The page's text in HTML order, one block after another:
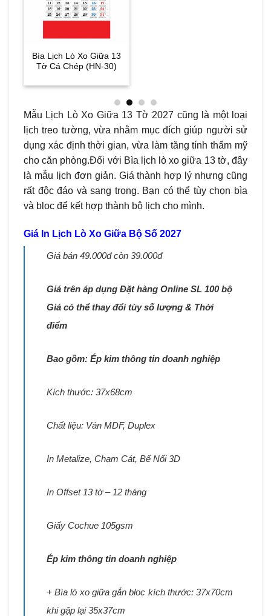
Bìa Lịch Lò Xo Giữa 13
Tờ Cá Chép (HN-30)
Mẫu Lịch Lò Xo Giữa 13 Tờ 2027 cũng là một loại
lịch treo tường, vừa nhằm mục đích giúp người sử
dụng xác định thời gian, vừa làm tăng tính thẩm mỹ
cho căn phòng.Đối với Bìa lịch lò xo giữa 13 tờ, đây
là mẫu lịch đơn giản. Giá thành hợp lý nhưng cũng
rất độc đáo và sang trọng. Bạn có thể tùy chọn bìa
và bloc để kết hợp thành bộ lịch cho mình.
Giá In Lịch Lò Xo Giữa Bộ Số 2027
Giá bán 49.000đ còn 39.000đ
Giá trên áp dụng Đặt hàng Online SL 100 bộ
Giá có thể thay đổi tùy số lượng & Thời
điểm
Bao gồm: Ép kim thông tin doanh nghiệp
Kích thước: 37x68cm
Chất liệu: Ván MDF, Duplex
In Metalize, Chạm Cát, Bế Nổi 3D
In Offset 13 tờ – 12 tháng
Giấy Cochue 105gsm
Ép kim thông tin doanh nghiệp
+ Bìa lò xo giữa gắn bloc kích thước: 37x70cm
khi gập lại 35x37cm